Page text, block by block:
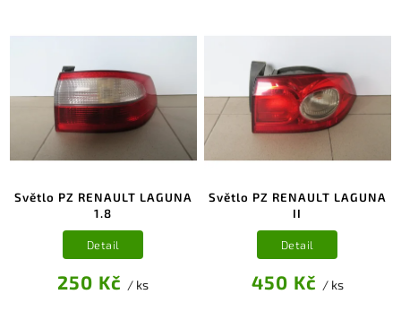
Světlo PZ RENAULT LAGUNA
1.8
250 Kč / ks
Detail
Světlo PZ RENAULT LAGUNA
II
450 Kč / ks
Detail